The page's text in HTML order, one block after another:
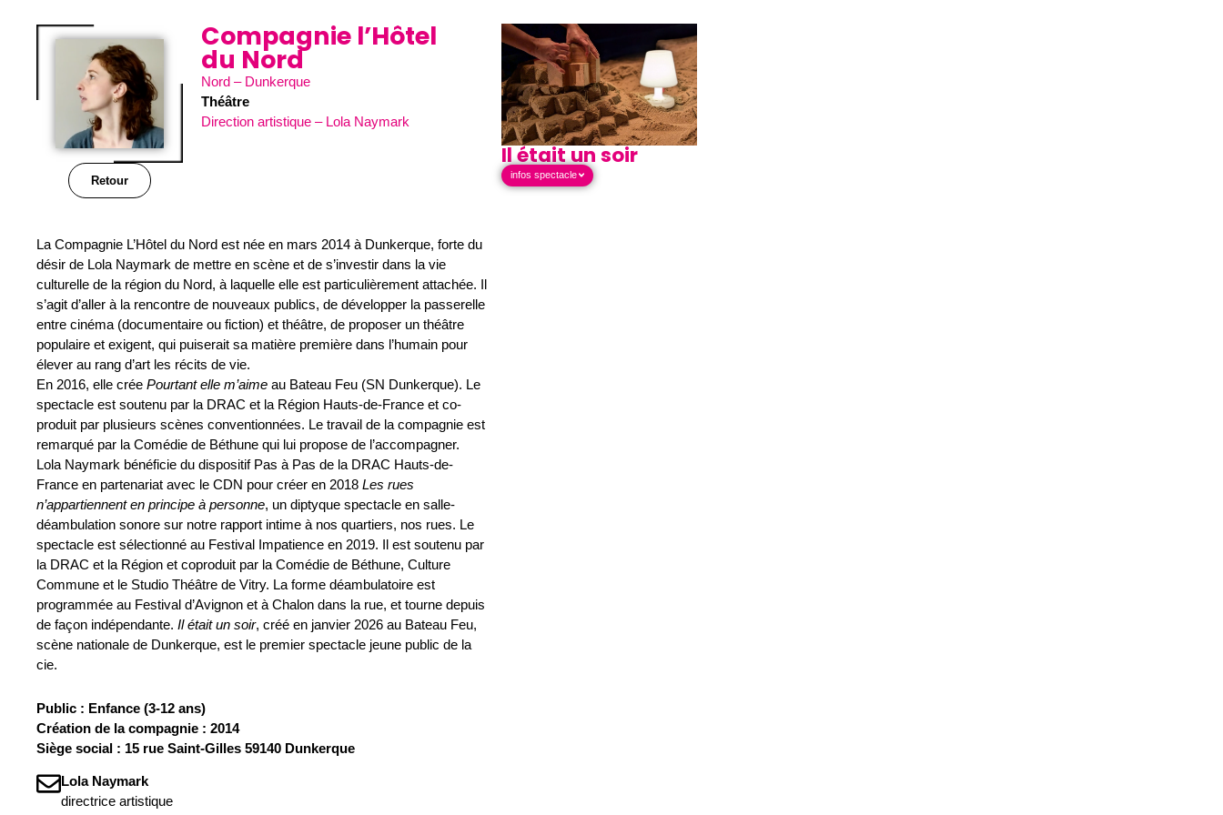
Retour
Compagnie l’Hôtel
du Nord
Nord – Dunkerque
Théâtre
Direction artistique – Lola Naymark
La Compagnie L’Hôtel du Nord est née en mars 2014 à Dunkerque, forte du
désir de Lola Naymark de mettre en scène et de s’investir dans la vie
culturelle de la région du Nord, à laquelle elle est particulièrement attachée. Il
s’agit d’aller à la rencontre de nouveaux publics, de développer la passerelle
entre cinéma (documentaire ou fiction) et théâtre, de proposer un théâtre
populaire et exigent, qui puiserait sa matière première dans l’humain pour
élever au rang d’art les récits de vie.
En 2016, elle crée Pourtant elle m’aime au Bateau Feu (SN Dunkerque). Le
spectacle est soutenu par la DRAC et la Région Hauts-de-France et co-
produit par plusieurs scènes conventionnées. Le travail de la compagnie est
remarqué par la Comédie de Béthune qui lui propose de l’accompagner.
Lola Naymark bénéficie du dispositif Pas à Pas de la DRAC Hauts-de-
France en partenariat avec le CDN pour créer en 2018 Les rues
n’appartiennent en principe à personne, un diptyque spectacle en salle-
déambulation sonore sur notre rapport intime à nos quartiers, nos rues. Le
spectacle est sélectionné au Festival Impatience en 2019. Il est soutenu par
la DRAC et la Région et coproduit par la Comédie de Béthune, Culture
Commune et le Studio Théâtre de Vitry. La forme déambulatoire est
programmée au Festival d’Avignon et à Chalon dans la rue, et tourne depuis
de façon indépendante. Il était un soir, créé en janvier 2026 au Bateau Feu,
scène nationale de Dunkerque, est le premier spectacle jeune public de la
cie.
Public : Enfance (3-12 ans)
Création de la compagnie : 2014
Siège social : 15 rue Saint-Gilles 59140 Dunkerque
Lola Naymark
directrice artistique
Il était un soir
infos spectacle